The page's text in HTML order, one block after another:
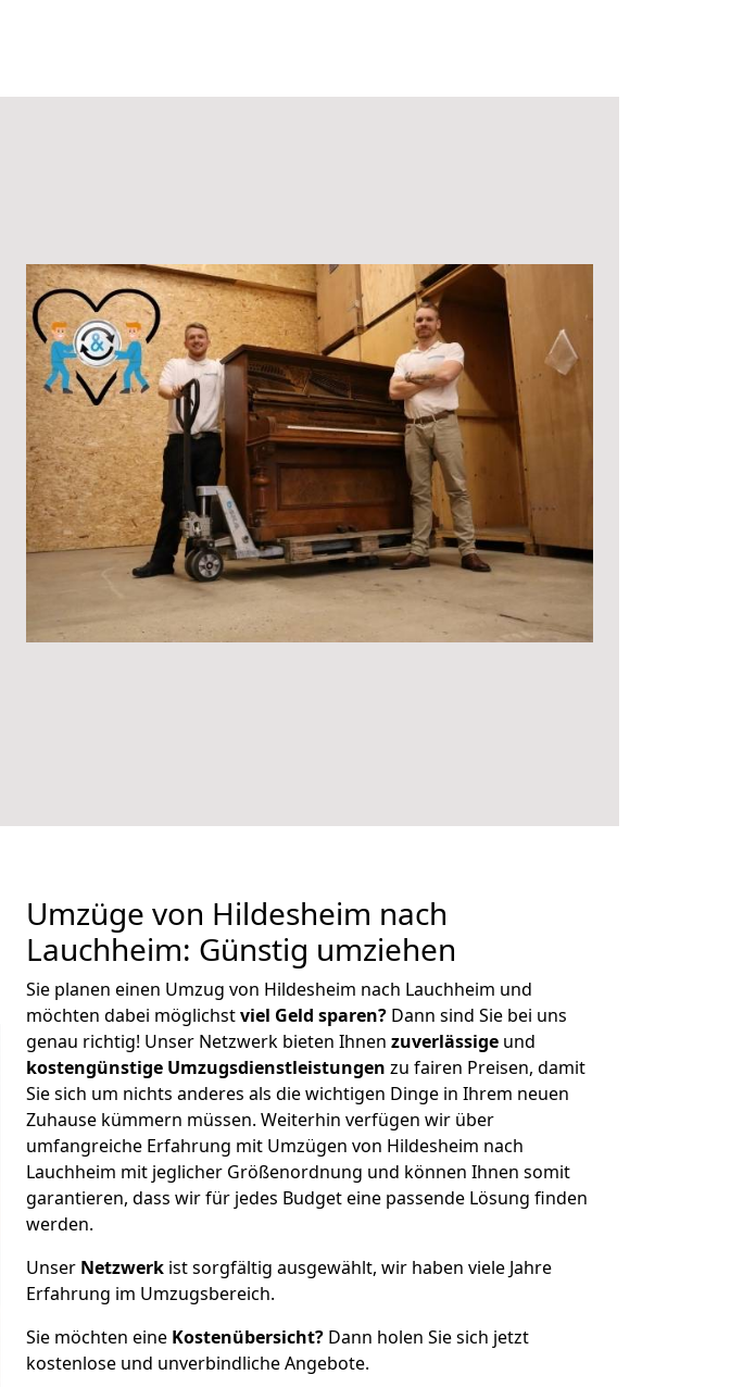
Umzüge von Hildesheim nach
Lauchheim: Günstig umziehen
Sie planen einen Umzug von Hildesheim nach Lauchheim und
möchten dabei möglichstviel Geld sparen? Dann sind Sie bei uns
genau richtig! Unser Netzwerk bieten Ihnen zuverlässige und
kostengünstige Umzugsdienstleistungen zu fairen Preisen, damit
Sie sich um nichts anderes als die wichtigen Dinge in Ihrem neuen
Zuhause kümmern müssen. Weiterhin verfügen wir über
umfangreiche Erfahrung mit Umzügen von Hildesheim nach
Lauchheim mit jeglicher Größenordnung und können Ihnen somit
garantieren, dass wir für jedes Budget eine passende Lösung finden
werden.
Unser Netzwerk ist sorgfältig ausgewählt, wir haben viele Jahre
Erfahrung im Umzugsbereich.
Sie möchten eine Kostenübersicht? Dann holen Sie sich jetzt
kostenlose und unverbindliche Angebote.